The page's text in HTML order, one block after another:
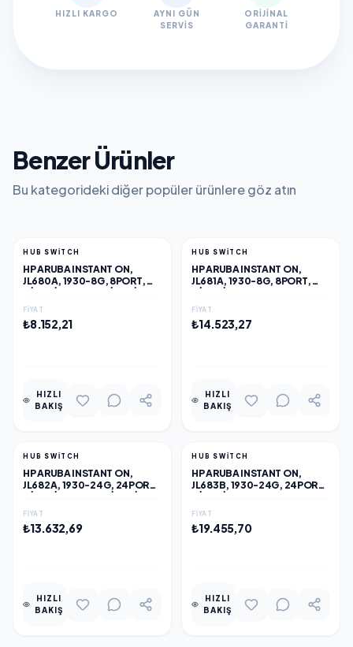
HIZLI KARGO
AYNI GÜN
SERVIS
ORIJINAL
GARANTI
Benzer Ürünler
Bu kategorideki diğer popüler ürünlere göz atın
HUB SWITCH
HP ARUBA INSTANT ON,
JL680A, 1930-8G, 8PORT,
SFP, YÖNETILEBILIR, RACK
FIYAT
₺8.152,21
HIZLI
BAKIŞ
HUB SWITCH
HP ARUBA INSTANT ON,
JL681A, 1930-8G, 8PORT,
GIGABIT SFP, YÖNETILEBILIR,
FIYAT
₺14.523,27
HIZLI
BAKIŞ
HUB SWITCH
HP ARUBA INSTANT ON,
JL682A, 1930-24G, 24PORT,
SFP, YÖNETILEBILIR, RACK
FIYAT
₺13.632,69
HIZLI
BAKIŞ
HUB SWITCH
HP ARUBA INSTANT ON,
JL683B, 1930-24G, 24PORT,
GIGABIT SFP, YÖNETILEBILIR,
FIYAT
₺19.455,70
HIZLI
BAKIŞ